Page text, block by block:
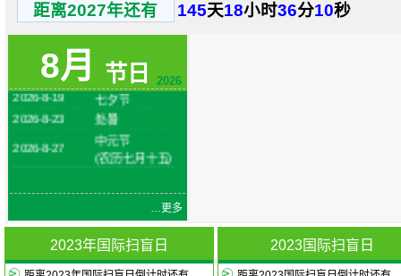
距离2027年还有 145天18小时36分9秒
8月 节日 2026
2026-8-6
火把节
(农历六月二十
2026-8-7
立秋
2026-8-19
七夕节
处暑
中元节
(农历七月十五)
…更多
2023年国际扫盲日 2023国际扫盲日